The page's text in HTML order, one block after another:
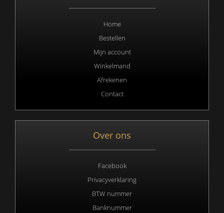
Home
Bestellen
Mijn account
Winkelmand
Afrekenen
Contact
Over ons
Facebook
Privacyverklaring
BTW nummer
Banknummer